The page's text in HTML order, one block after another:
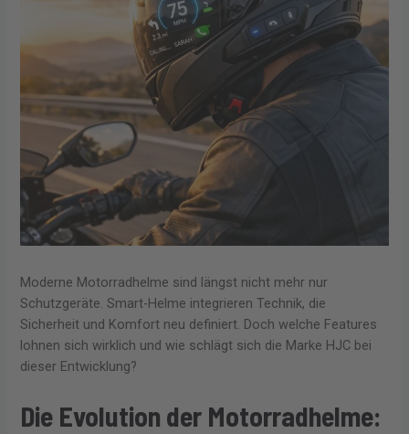
Moderne Motorradhelme sind längst nicht mehr nur
Schutzgeräte. Smart-Helme integrieren Technik, die
Sicherheit und Komfort neu definiert. Doch welche Features
lohnen sich wirklich und wie schlägt sich die Marke HJC bei
dieser Entwicklung?
Die Evolution der Motorradhelme: